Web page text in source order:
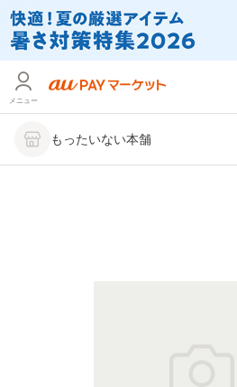
メニュー
もったいない本舗